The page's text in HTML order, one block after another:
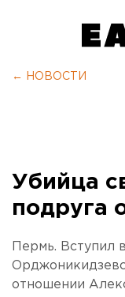
← НОВОСТИ
Убийца
подруга
Пермь. Вступил
отношении